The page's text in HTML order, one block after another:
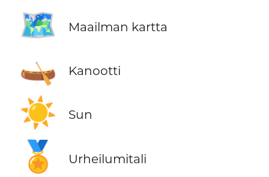
🗺️ Maailman kartta
🛶 Kanootti
☀️ Sun
🏅 Urheilumitali